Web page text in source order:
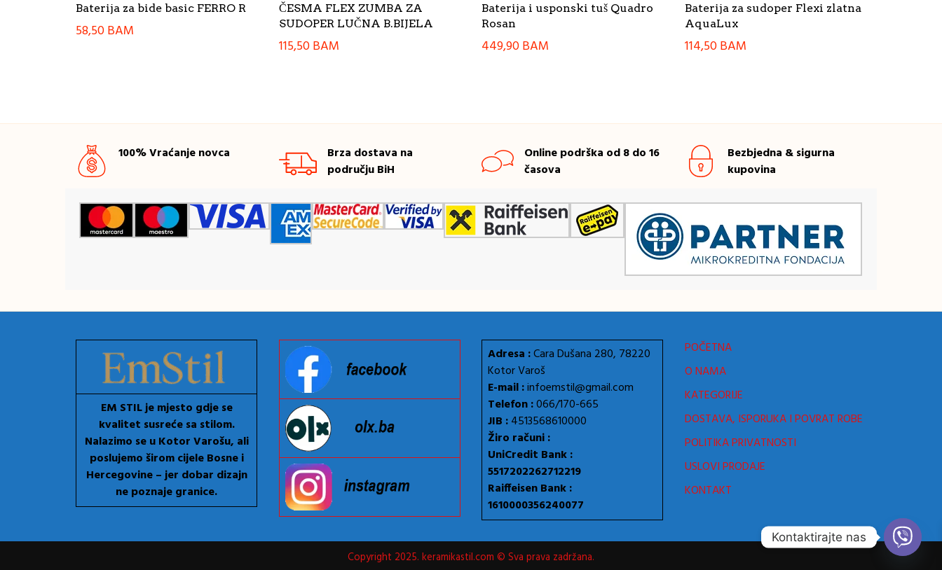
Baterija za bide basic FERRO R
58,50BAM
ČESMA FLEX ZUMBA ZA
SUDOPER LUČNA B.BIJELA
115,50BAM
Baterija i usponski tuš Quadro
Rosan
449,90BAM
Baterija za sudoper Flexi zlatna
AquaLux
114,50BAM
100% Vraćanje novca
Brza dostava na
području BiH
Online podrška od 8 do 16
časova
Bezbjedna & sigurna
kupovina
EM STIL je mjesto gdje se
kvalitet susreće sa stilom.
Nalazimo se u Kotor Varošu, ali
poslujemo širom cijele Bosne i
Hercegovine – jer dobar dizajn
ne poznaje granice.
Adresa :Cara Dušana 280, 78220
Kotor Varoš
E-mail :infoemstil@gmail.com
Telefon :066/170-665
JIB :4513568610000
Žiro računi :
UniCredit Bank :
5517202262712219
Raiffeisen Bank :
1610000356240077
POČETNA
O NAMA
KATEGORIJE
DOSTAVA, ISPORUKA I POVRAT ROBE
POLITIKA PRIVATNOSTI
USLOVI PRODAJE
KONTAKT
Copyright 2025. keramikastil.com © Sva prava zadržana.
Kontaktirajte nas